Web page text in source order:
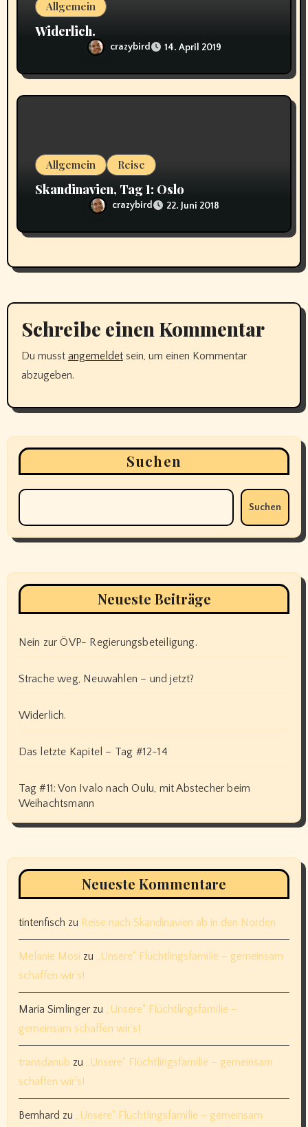
Allgemein
Widerlich.
crazybird 14. April 2019
Allgemein Reise
Skandinavien, Tag 1: Oslo
crazybird 22. Juni 2018
Schreibe einen Kommentar
Du musst angemeldetsein, um einen Kommentar
abzugeben.
Suchen
Suchen
Neueste Beiträge
Nein zur ÖVP- Regierungsbeteiligung.
Strache weg, Neuwahlen – und jetzt?
Widerlich.
Das letzte Kapitel – Tag #12-14
Tag #11: Von Ivalo nach Oulu, mit Abstecher beim
Weihachtsmann
Neueste Kommentare
tintenfisch zu Reise nach Skandinavien ab in den Norden
Melanie Mosi zu „Unsere“ Flüchtlingsfamilie – gemeinsam
schaffen wir’s!
Maria Simlingerzu „Unsere“ Flüchtlingsfamilie –
gemeinsam schaffen wir’s!
transdanub zu „Unsere“ Flüchtlingsfamilie – gemeinsam
schaffen wir’s!
Bernhard zu „Unsere“ Flüchtlingsfamilie – gemeinsam